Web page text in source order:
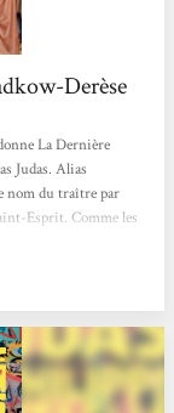
Derèse
La Dernière
Judas. Alias
nom du traître par
Esprit. Comme les
il accomplit
aimé, son...